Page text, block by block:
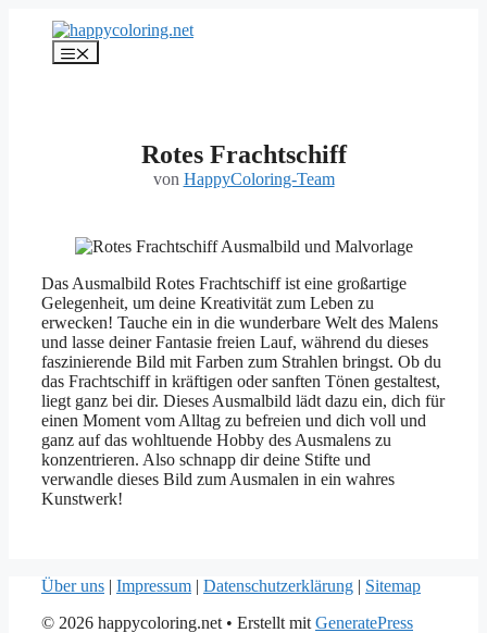
springen
Menü
Rotes Frachtschiff
von HappyColoring-Team
Das Ausmalbild Rotes Frachtschiff ist eine großartige
Gelegenheit, um deine Kreativität zum Leben zu
erwecken! Tauche ein in die wunderbare Welt des Malens
und lasse deiner Fantasie freien Lauf, während du dieses
faszinierende Bild mit Farben zum Strahlen bringst. Ob du
das Frachtschiff in kräftigen oder sanften Tönen gestaltest,
liegt ganz bei dir. Dieses Ausmalbild lädt dazu ein, dich für
einen Moment vom Alltag zu befreien und dich voll und
ganz auf das wohltuende Hobby des Ausmalens zu
konzentrieren. Also schnapp dir deine Stifte und
verwandle dieses Bild zum Ausmalen in ein wahres
Kunstwerk!
Über uns | Impressum | Datenschutzerklärung | Sitemap
© 2026 happycoloring.net • Erstellt mit GeneratePress